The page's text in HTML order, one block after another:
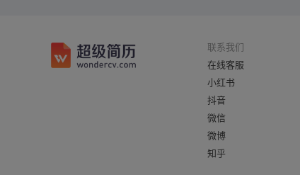
联系我们
在线客服
小红书
抖音
微信
微博
知乎